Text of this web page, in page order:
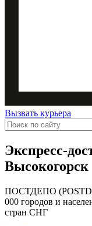
Вызвать курьера
Экспресс-
Высокогорск
ПОСТДЕПО
000 городов и
стран СНГ